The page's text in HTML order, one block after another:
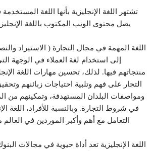
يصل محتوى الويب المكتوب باللغة
إلى استخدام لغة العملاء في الوجهة
منتجاتهم فيها. لذلك، تحسين مهارات اللغة
التجار على فهم وتلبية احتياجات زبائنهم
ومواصفات البلدان المستهدفة، وتمكينهم من
في شروط التجارة. وبالنسبة للأفراد، اللغة
التعامل مع أهم وأكبر الموردين في العالم